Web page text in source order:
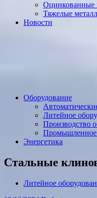
Оцинкованные
Тяжелые
Новости
Оборудование
Литейное
Производство
Промышленное
Энергетика
Стальные
Литейное